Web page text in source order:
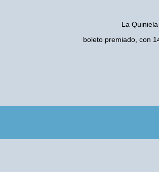
La
boleto premiado, con